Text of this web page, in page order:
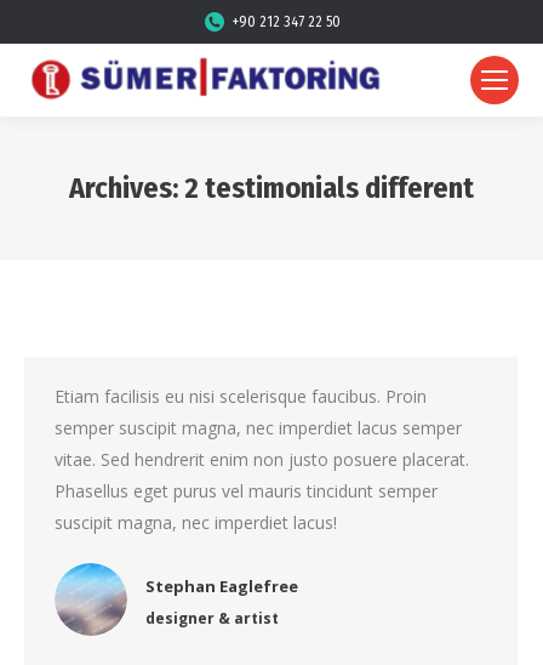
+90 212 347 22 50
Archives:2 testimonials different
Etiam facilisis eu nisi scelerisque faucibus. Proin
semper suscipit magna, nec imperdiet lacus semper
vitae. Sed hendrerit enim non justo posuere placerat.
Phasellus eget purus vel mauris tincidunt semper
suscipit magna, nec imperdiet lacus!
Stephan Eaglefree
designer & artist